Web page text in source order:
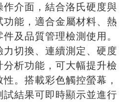
介面，結合洛氏硬度與
能，適合金屬材料、熱
及品質管理檢測使用。
切換、連續測定、硬度
析功能，可大幅提升檢
。搭載彩色觸控螢幕，
結果可即時顯示並進行